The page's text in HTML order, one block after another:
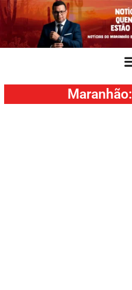
Maranhão: